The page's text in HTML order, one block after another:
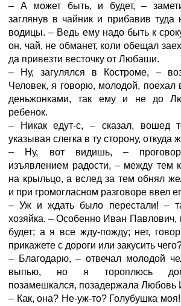
– А может быть, и будет, –
заглянув в чайник и прибавив туда
водицы. – Ведь ему надо быть к
он, чай, не обманет, коли обещал
да привезти весточку от Любаши.
– Ну, загулялся в Костроме, –
Человек, я говорю, молодой, поехал
деньжонками, так ему и не до
ребенок.
– Никак едут-с, – сказал, вошед
указывая слегка в ту сторону, откуда
– Ну, вот видишь, –
изъявлением радости, – между тем
на крыльцо, а вслед за тем обнял
и при громогласном разговоре ввел
– Уж и ждать было перестали! –
хозяйка. – Особенно Иван Павлович,
будет; а я все жду-пожду; нет,
прикажете с дороги или закусить
– Благодарю, – отвечал молодой
выпью, но я тороплюсь
позамешкался, позадержала
– Как, она? Не-уж-то? Голубушка